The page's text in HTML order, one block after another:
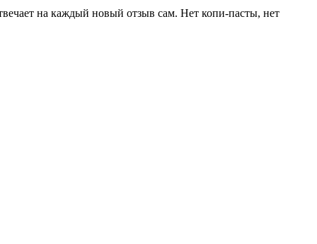
на каждый новый отзыв сам. Нет копи-пасты, нет